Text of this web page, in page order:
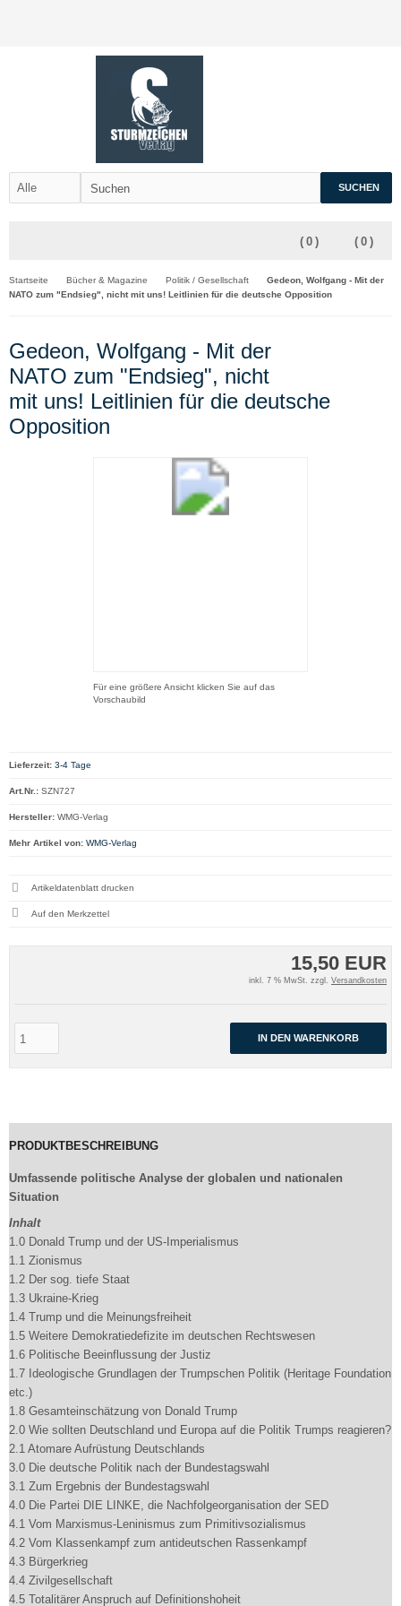
SUCHEN
( 0 )
( 0 )
Startseite Bücher & Magazine Politik / Gesellschaft
Gedeon, Wolfgang - Mit der
NATO zum "Endsieg", nicht mit uns! Leitlinien für die deutsche Opposition
Gedeon, Wolfgang - Mit der
NATO zum "Endsieg", nicht
mit uns! Leitlinien für die deutsche
Opposition
Für eine größere Ansicht klicken Sie auf das
Vorschaubild
15,50 EUR
inkl. 7 % MwSt. zzgl. Versandkosten
IN DEN WARENKORB
Lieferzeit: 3-4 Tage
Art.Nr.: SZN727
Hersteller: WMG-Verlag
Mehr Artikel von: WMG-Verlag
Artikeldatenblatt drucken
PRODUKTBESCHREIBUNG
Umfassende politische Analyse der globalen und nationalen
Situation
Inhalt
1.0 Donald Trump und der US-Imperialismus
1.1 Zionismus
1.2 Der sog. tiefe Staat
1.3 Ukraine-Krieg
1.4 Trump und die Meinungsfreiheit
1.5 Weitere Demokratiedefizite im deutschen Rechtswesen
1.6 Politische Beeinflussung der Justiz
1.7 Ideologische Grundlagen der Trumpschen Politik (Heritage Foundation
etc.)
1.8 Gesamteinschätzung von Donald Trump
2.0 Wie sollten Deutschland und Europa auf die Politik Trumps reagieren?
2.1 Atomare Aufrüstung Deutschlands
3.0 Die deutsche Politik nach der Bundestagswahl
3.1 Zum Ergebnis der Bundestagswahl
4.0 Die Partei DIE LINKE, die Nachfolgeorganisation der SED
4.1 Vom Marxismus-Leninismus zum Primitivsozialismus
4.2 Vom Klassenkampf zum antideutschen Rassenkampf
4.3 Bürgerkrieg
4.4 Zivilgesellschaft
4.5 Totalitärer Anspruch auf Definitionshoheit